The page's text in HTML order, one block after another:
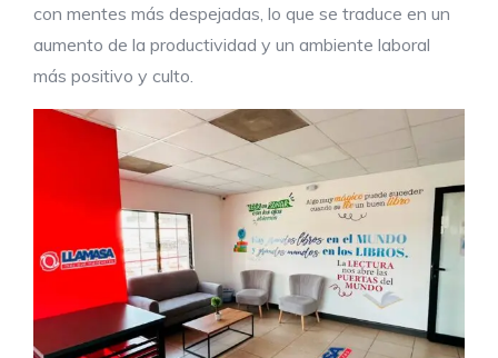
con mentes más despejadas, lo que se traduce en un
aumento de la productividad y un ambiente laboral
más positivo y culto.